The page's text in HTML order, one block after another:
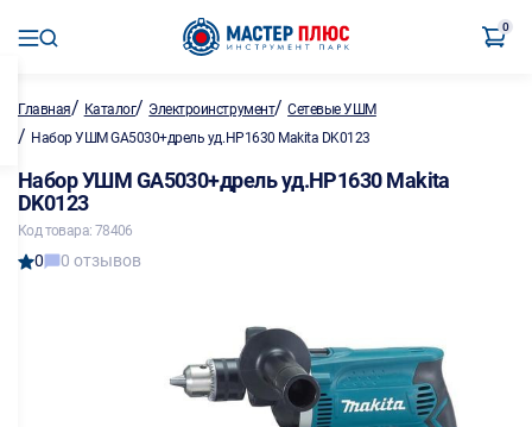
0
Главная/ Каталог/ Электроинструмент/Сетевые УШМ
/ Набор УШМ GA5030+дрель уд.HP1630 Makita DK0123
Набор УШМ GA5030+дрель уд.HP1630 Makita
DK0123
Код товара: 78406
0 0 отзывов